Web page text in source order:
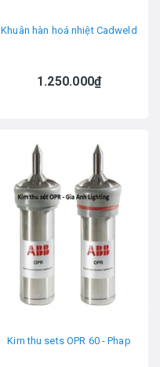
Khuân hàn hoá nhiệt Cadweld
1.250.000₫
Kim thu sets OPR 60 - Phap